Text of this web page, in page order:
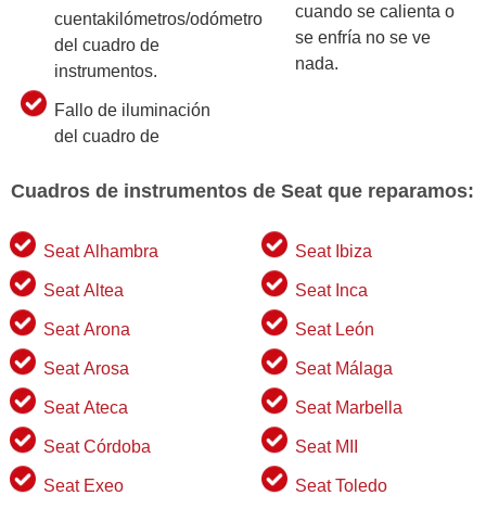
cuentakilómetros/odómetro
del cuadro de
instrumentos.
Fallo de iluminación
del cuadro de
cuando se calienta o
se enfría no se ve
nada.
Cuadros de instrumentos de Seat que reparamos:
Seat Alhambra
Seat Altea
Seat Arona
Seat Arosa
Seat Ateca
Seat Córdoba
Seat Exeo
Seat Ibiza
Seat Inca
Seat León
Seat Málaga
Seat Marbella
Seat MII
Seat Toledo